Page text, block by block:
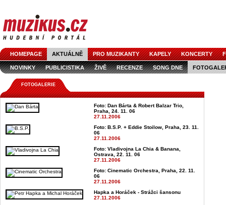
HOMEPAGE AKTUÁLNĚ PRO MUZIKANTY KAPELY KONCERTY
NOVINKY PUBLICISTIKA ŽIVĚ RECENZE SONG DNE
FOTOGALERIE
Foto: Dan Bárta & Robert Balzar Trio,
Praha, 24. 11. 06
27.11.2006
Foto: B.S.P. + Eddie Stoilow, Praha, 23. 11.
06
27.11.2006
Foto: Vladivojna La Chia & Banana,
Ostrava, 22. 11. 06
27.11.2006
Foto: Cinematic Orchestra, Praha, 22. 11.
06
27.11.2006
Hapka a Horáček - Strážci šansonu
27.11.2006